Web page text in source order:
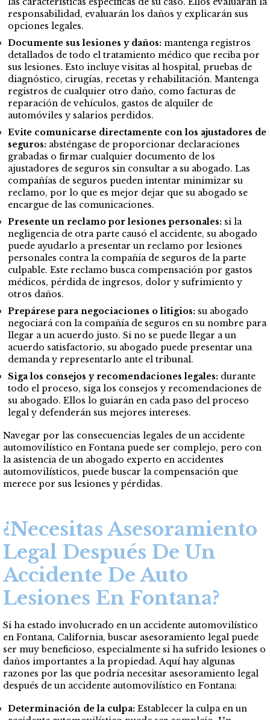
responsabilidad, evaluarán los daños y explicarán sus
opciones legales.
Documente sus lesiones y daños: mantenga registros
detallados de todo el tratamiento médico que reciba por
sus lesiones. Esto incluye visitas al hospital, pruebas de
diagnóstico, cirugías, recetas y rehabilitación. Mantenga
registros de cualquier otro daño, como facturas de
reparación de vehículos, gastos de alquiler de
automóviles y salarios perdidos.
Evite comunicarse directamente con los ajustadores de
seguros: absténgase de proporcionar declaraciones
grabadas o firmar cualquier documento de los
ajustadores de seguros sin consultar a su abogado. Las
compañías de seguros pueden intentar minimizar su
reclamo, por lo que es mejor dejar que su abogado se
encargue de las comunicaciones.
Presente un reclamo por lesiones personales: si la
negligencia de otra parte causó el accidente, su abogado
puede ayudarlo a presentar un reclamo por lesiones
personales contra la compañía de seguros de la parte
culpable. Este reclamo busca compensación por gastos
médicos, pérdida de ingresos, dolor y sufrimiento y
otros daños.
Prepárese para negociaciones o litigios: su abogado
negociará con la compañía de seguros en su nombre para
llegar a un acuerdo justo. Si no se puede llegar a un
acuerdo satisfactorio, su abogado puede presentar una
demanda y representarlo ante el tribunal.
Siga los consejos y recomendaciones legales: durante
todo el proceso, siga los consejos y recomendaciones de
su abogado. Ellos lo guiarán en cada paso del proceso
legal y defenderán sus mejores intereses.
Navegar por las consecuencias legales de un accidente
automovilístico en Fontana puede ser complejo, pero con
la asistencia de un abogado experto en accidentes
automovilísticos, puede buscar la compensación que
merece por sus lesiones y pérdidas.
¿Necesitas Asesoramiento
Legal Después De Un
Accidente De Auto
Lesiones En Fontana?
Si ha estado involucrado en un accidente automovilístico
en Fontana, California, buscar asesoramiento legal puede
ser muy beneficioso, especialmente si ha sufrido lesiones o
daños importantes a la propiedad. Aquí hay algunas
razones por las que podría necesitar asesoramiento legal
después de un accidente automovilístico en Fontana:
Determinación de la culpa: Establecer la culpa en un